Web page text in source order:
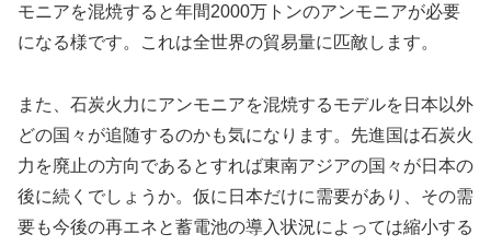
モニアを混焼すると年間2000万トンのアンモニアが必要
になる様です。これは全世界の貿易量に匹敵します。
また、石炭火力にアンモニアを混焼するモデルを日本以外
どの国々が追随するのかも気になります。先進国は石炭火
力を廃止の方向であるとすれば東南アジアの国々が日本の
後に続くでしょうか。仮に日本だけに需要があり、その需
要も今後の再エネと蓄電池の導入状況によっては縮小する